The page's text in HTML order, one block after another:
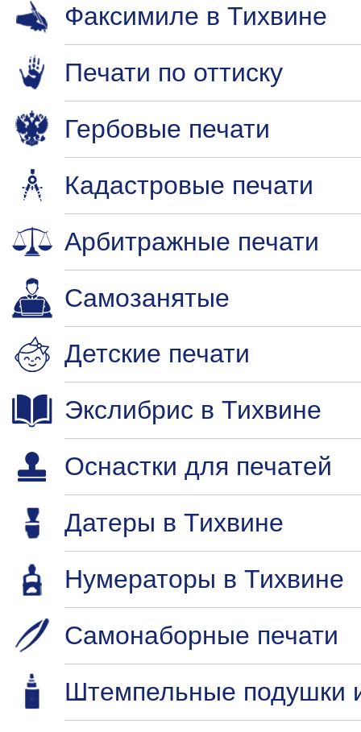
Факсимиле в Тихвине
Печати по оттиску
Гербовые печати
Кадастровые печати
Арбитражные печати
Самозанятые
Детские печати
Экслибрис в Тихвине
Оснастки для печатей
Датеры в Тихвине
Нумераторы в Тихвине
Самонаборные печати
Штемпельные подушки